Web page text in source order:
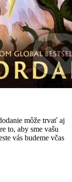
môže trvať aj
to, aby sme vašu
vás budeme včas